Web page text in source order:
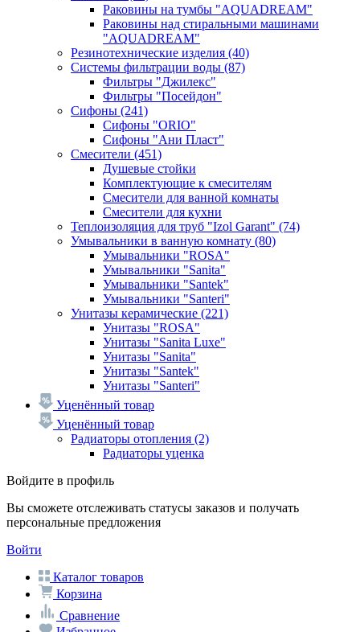
Раковины на тумбы "AQUADREAM"
Раковины над стиральными машинами
"AQUADREAM"
Резинотехнические изделия (40)
Системы фильтрации воды (87)
Фильтры "Джилекс"
Фильтры "Посейдон"
Сифоны (241)
Сифоны "ORIO"
Сифоны "Ани Пласт"
Смесители (451)
Душевые стойки
Комплектующие к смесителям
Смесители для ванной комнаты
Смесители для кухни
Теплоизоляция для труб "Izol Garant" (74)
Умывальники в ванную комнату (80)
Умывальники "ROSA"
Умывальники "Sanita"
Умывальники "Santek"
Умывальники "Santeri"
Унитазы керамические (221)
Унитазы "ROSA"
Унитазы "Sanita Luxe"
Унитазы "Sanita"
Унитазы "Santek"
Унитазы "Santeri"
Уценённый товар
Уценённый товар
Радиаторы отопления (2)
Радиаторы уценка
Войдите в профиль
Вы сможете отслеживать статусы заказов и получать
персональные предложения
Войти
Каталог товаров
Корзина
Сравнение